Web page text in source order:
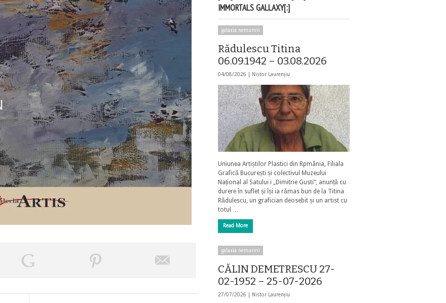
IMMORTALS GALLAXY[:]
galaxia nemuririi
Rădulescu Titina
06.09.1942 – 03.08.2026
04/08/2026 | Nistor Laurențiu
Uniunea Artiștilor Plastici din Rpmânia, Filiala
Grafică București și colectivul Muzeului
Național al Satului i „Dimitrie Gusti”, anunță cu
durere în suflet și își ia rămas bun de la Titina
Rădulescu, un grafician deosebit și un artist cu
totul …
Read More
galaxia nemuririi
CĂLIN DEMETRESCU 27-
02-1952 – 25-07-2026
27/07/2026 | Nistor Laurențiu